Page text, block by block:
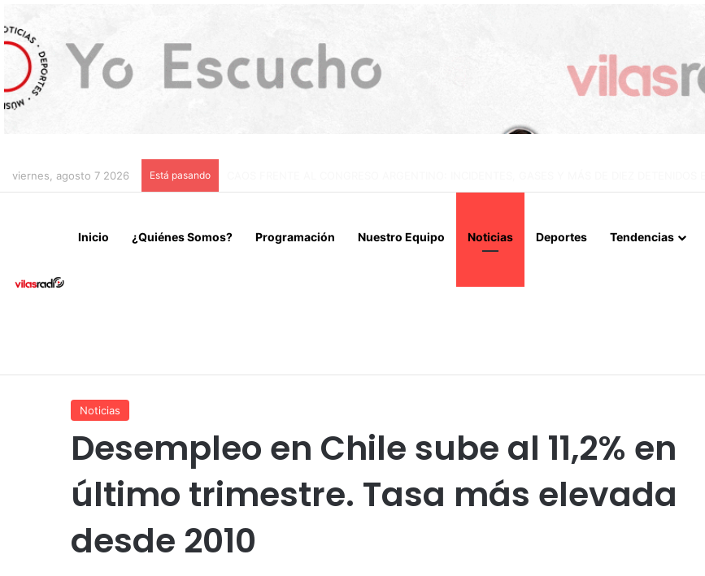
viernes, agosto 7 2026 Está pasando
Inicio ¿Quiénes Somos? Programación Nuestro Equipo Noticias Deportes Tendencias
Noticias
Desempleo en Chile sube al 11,2% en
último trimestre. Tasa más elevada
desde 2010